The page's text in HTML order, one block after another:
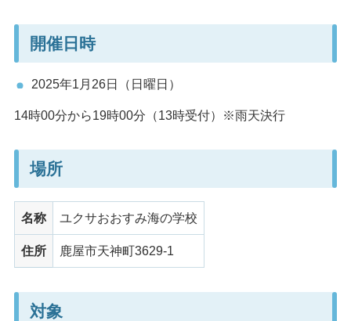
開催日時
2025年1月26日（日曜日）
14時00分から19時00分（13時受付）※雨天決行
場所
名称 ユクサおおすみ海の学校
住所 鹿屋市天神町3629-1
対象